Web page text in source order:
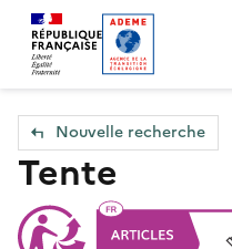
Accueil — Que Faire
Nouvelle recherche
Tente